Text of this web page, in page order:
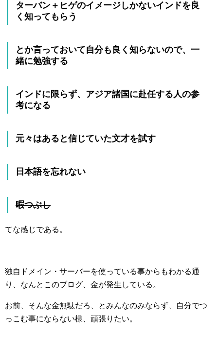
ターバン＋ヒゲのイメージしかないインドを良
く知ってもらう
とか言っておいて自分も良く知らないので、一
緒に勉強する
インドに限らず、アジア諸国に赴任する人の参
考になる
元々はあると信じていた文才を試す
日本語を忘れない
暇つぶし
てな感じである。
独自ドメイン・サーバーを使っている事からもわかる通
り、なんとこのブログ、金が発生している。
お前、そんな金無駄だろ、とみんなのみならず、自分でつ
っこむ事にならない様、頑張りたい。